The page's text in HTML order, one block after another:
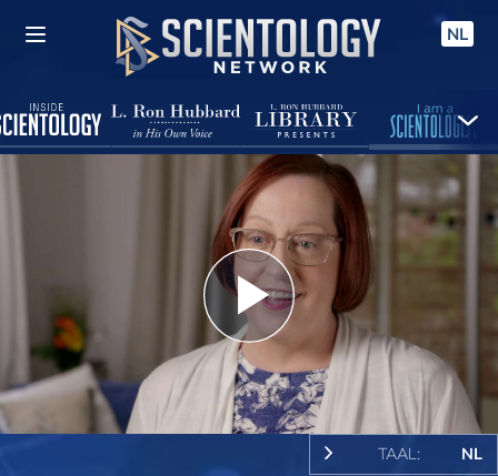
NL
Play
Video
TAAL: NL